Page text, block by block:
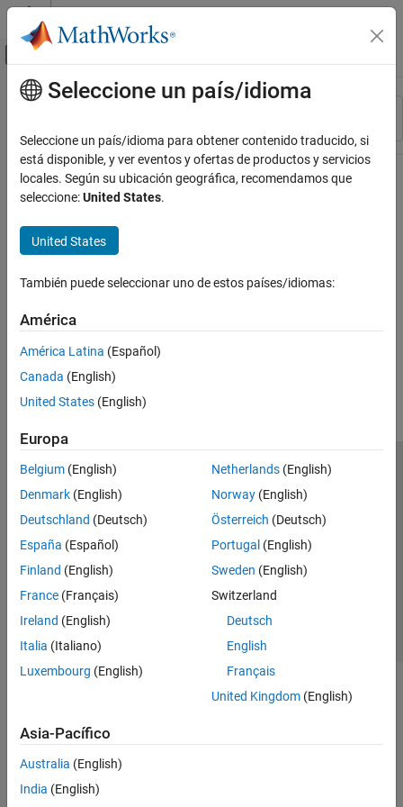
Saltar al contenido
Mostrar/ocultar menú de navegación
Recurso
Contenido principal
Seleccione un país/idioma
Seleccione un país/idioma para obtener contenido traducido, si
está disponible, y ver eventos y ofertas de productos y servicios
locales. Según su ubicación geográfica, recomendamos que
seleccione:United States.
United States
También puede seleccionar uno de estos países/idiomas:
América
América Latina (Español)
Canada (English)
United States (English)
Europa
Belgium (English)
Denmark (English)
Deutschland (Deutsch)
España (Español)
Finland (English)
France (Français)
Ireland (English)
Italia (Italiano)
Luxembourg (English)
Netherlands(English)
Norway(English)
Österreich (Deutsch)
Portugal (English)
Sweden (English)
Switzerland
Deutsch
English
Français
United Kingdom(English)
Asia-Pacífico
Australia (English)
India (English)
Centro de confianza
Marcas comerciales
Política de privacidad
Antipiratería
Estado de las aplicaciones
Información de contacto
© 1994-2026 The MathWorks, Inc.
Seleccione un país/